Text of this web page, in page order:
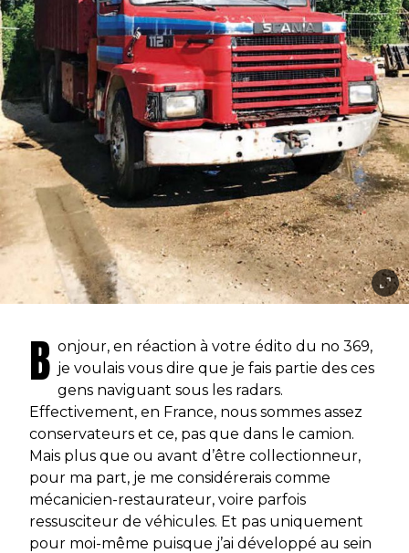
B onjour, en réaction à votre édito du no 369,
je voulais vous dire que je fais partie des ces
gens naviguant sous les radars.
Effectivement, en France, nous sommes assez
conservateurs et ce, pas que dans le camion.
Mais plus que ou avant d’être collectionneur,
pour ma part, je me considérerais comme
mécanicien-restaurateur, voire parfois
ressusciteur de véhicules. Et pas uniquement
pour moi-même puisque j’ai développé au sein